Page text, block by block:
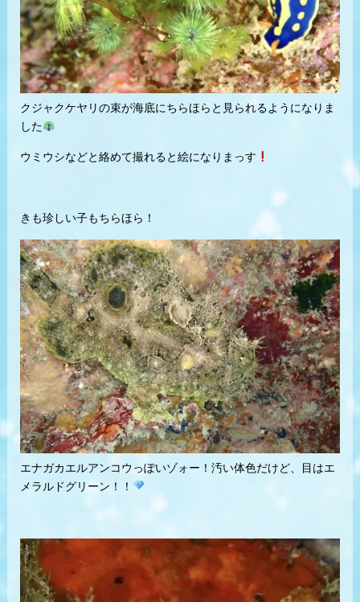
クジャクケヤリの束が海底にちらほらと見られるようになりま
した
ウミウシなどと絡めて撮れると絵になりまっす
きも珍しい子もちらほら！
エナガカエルアンコウっぽいゾォー！汚い体色だけど、目はエ
メラルドグリーン！！